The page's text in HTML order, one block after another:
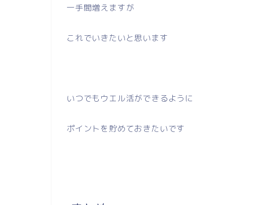
一手間増えますが
これでいきたいと思います
いつでもウエル活ができるように
ポイントを貯めておきたいです